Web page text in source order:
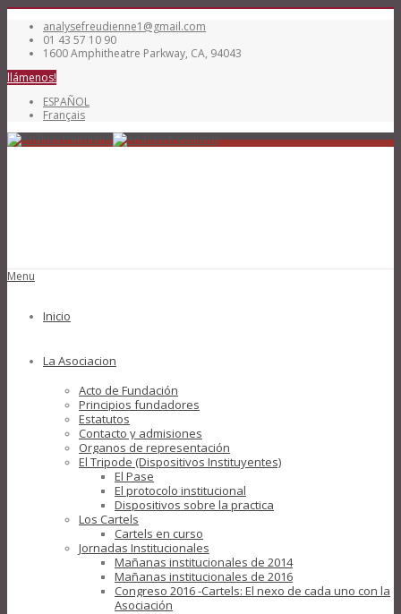
analysefreudienne1@gmail.com
01 43 57 10 90
1600 Amphitheatre Parkway, CA, 94043
llámenos!
ESPAÑOL
Français
Menu
Inicio
La Asociacion
Acto de Fundación
Principios fundadores
Estatutos
Contacto y admisiones
Organos de representación
El Tripode (Dispositivos Instituyentes)
El Pase
El protocolo institucional
Dispositivos sobre la practica
Los Cartels
Cartels en curso
Jornadas Institucionales
Mañanas institucionales de 2014
Mañanas institucionales de 2016
Congreso 2016 -Cartels: El nexo de cada uno con la
Asociación